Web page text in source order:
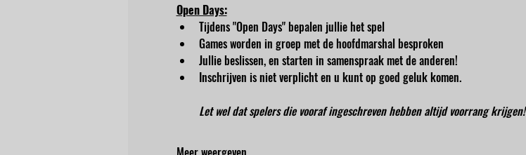
Open Days:
Tijdens "Open Days" bepalen jullie het spel
Games worden in groep met de hoofdmarshal besproken
Jullie beslissen, en starten in samenspraak met de anderen!
Inschrijven is niet verplicht en u kunt op goed geluk komen.
Let wel dat spelers die vooraf ingeschreven hebben altijd voorrang krijgen!